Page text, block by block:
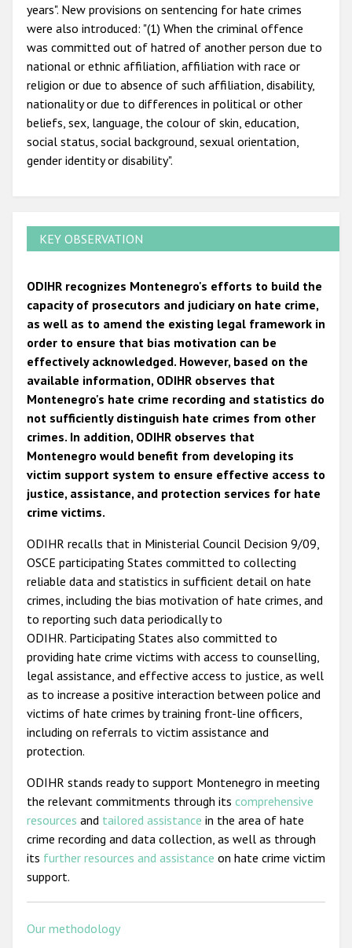
years". New provisions on sentencing for hate crimes
were also introduced: "(1) When the criminal offence
was committed out of hatred of another person due to
national or ethnic affiliation, affiliation with race or
religion or due to absence of such affiliation, disability,
nationality or due to differences in political or other
beliefs, sex, language, the colour of skin, education,
social status, social background, sexual orientation,
gender identity or disability".
KEY OBSERVATION
ODIHR recognizes Montenegro's efforts to build the
capacity of prosecutors and judiciary on hate crime,
as well as to amend the existing legal framework in
order to ensure that bias motivation can be
effectively acknowledged. However, based on the
available information, ODIHR observes that
Montenegro's hate crime recording and statistics do
not sufficiently distinguish hate crimes from other
crimes. In addition, ODIHR observes that
Montenegro would benefit from developing its
victim support system to ensure effective access to
justice, assistance, and protection services for hate
crime victims.
ODIHR recalls that in Ministerial Council Decision 9/09,
OSCE participating States committed to collecting
reliable data and statistics in sufficient detail on hate
crimes, including the bias motivation of hate crimes, and
to reporting such data periodically to
ODIHR. Participating States also committed to
providing hate crime victims with access to counselling,
legal assistance, and effective access to justice, as well
as to increase a positive interaction between police and
victims of hate crimes by training front-line officers,
including on referrals to victim assistance and
protection.
ODIHR stands ready to support Montenegro in meeting
the relevant commitments through its comprehensive
resources and tailored assistance in the area of hate
crime recording and data collection, as well as through
its further resources and assistance on hate crime victim
support.
Our methodology